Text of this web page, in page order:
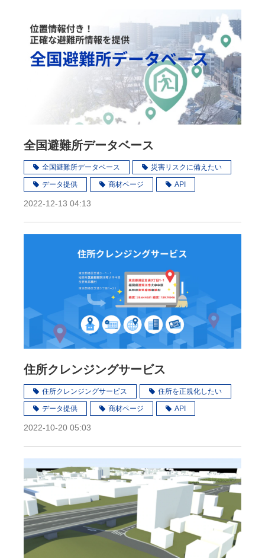
全国避難所データベース
全国避難所データベース 災害リスクに備えたい
データ提供 商材ページ API
2022-12-13 04:13
住所クレンジングサービス
住所クレンジングサービス 住所を正規化したい
データ提供 商材ページ API
2022-10-20 05:03